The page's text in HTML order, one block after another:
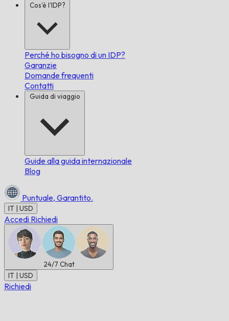
Cos'è l'IDP?
Perché ho bisogno di un IDP?
Garanzie
Domande frequenti
Contatti
Guida di viaggio
Guide alla guida internazionale
Blog
Puntuale, Garantito.
IT | USD
Accedi Richiedi
24/7 Chat
IT | USD
Richiedi